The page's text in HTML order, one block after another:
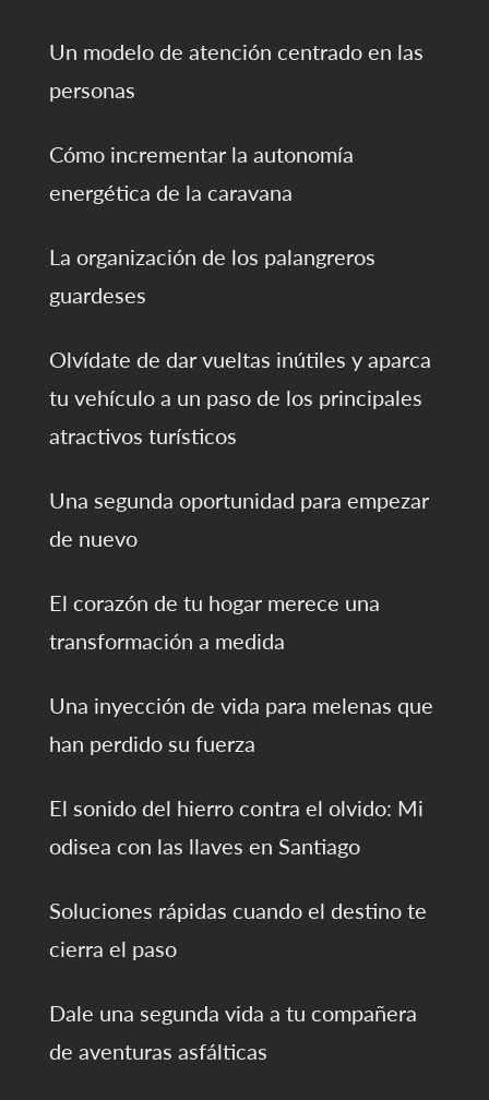
Un modelo de atención centrado en las
personas
Cómo incrementar la autonomía
energética de la caravana
La organización de los palangreros
guardeses
Olvídate de dar vueltas inútiles y aparca
tu vehículo a un paso de los principales
atractivos turísticos
Una segunda oportunidad para empezar
de nuevo
El corazón de tu hogar merece una
transformación a medida
Una inyección de vida para melenas que
han perdido su fuerza
El sonido del hierro contra el olvido: Mi
odisea con las llaves en Santiago
Soluciones rápidas cuando el destino te
cierra el paso
Dale una segunda vida a tu compañera
de aventuras asfálticas